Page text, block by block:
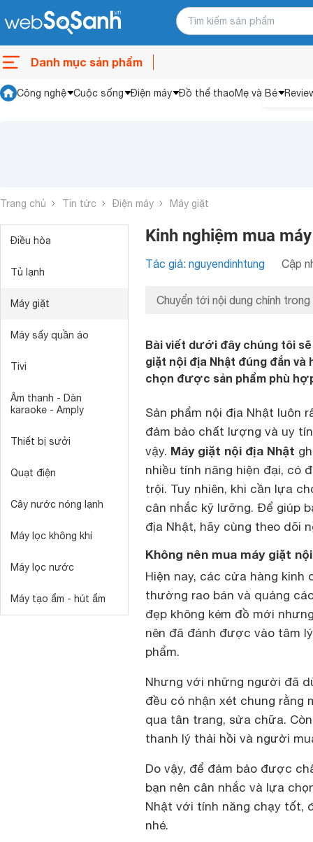
Danh mục sản phẩm
Công nghệ Cuộc sống Điện máy Đồ thể thaoMẹ và Bé
Trang chủ Tin tức Điện máy Máy giặt
Điều hòa
Tủ lạnh
Máy giặt
Máy sấy quần áo
Tivi
Âm thanh - Dàn
karaoke - Amply
Thiết bị sưởi
Quạt điện
Cây nước nóng lạnh
Máy lọc không khí
Máy lọc nước
Máy tạo ẩm - hút ẩm
Kinh nghiệm mua
Tác giả: nguyendinhtung Cập
Chuyển tới nội dung chính trong
Bài viết dưới đây chúng tôi
giặt nội địa Nhật đúng đắn
chọn được sản phẩm phù
Sản phẩm nội địa Nhật luôn
đảm bảo chất lượng và uy
vậy. Máy giặt nội địa Nhật
nhiều tính năng hiện đại, có
trội. Tuy nhiên, khi cần lựa
cân nhắc kỹ lưỡng. Để giúp
địa Nhật, hãy cùng theo dõi
Không nên mua máy giặt
Hiện nay, các cửa hàng kinh
thường rao bán và quảng
đẹp không kém đồ mới
nên đã đánh được vào tâm
phẩm.
Nhưng với những người đã
đều có nhận xét chung rằng
qua tân trang, sửa chữa.
thanh lý thải hồi và người
Do vậy, để đảm bảo được
bạn nên cân nhắc và lựa
Nhật với tính năng chạy tốt,
nhé.